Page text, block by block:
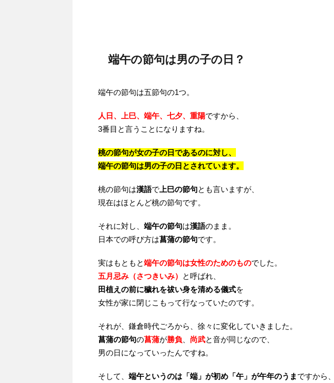
端午の節句は男の子の日？
端午の節句は五節句の1つ。
人日、上巳、端午、七夕、重陽ですから、
3番目と言うことになりますね。
桃の節句が女の子の日であるのに対し、
端午の節句は男の子の日とされています。
桃の節句は漢語で 上巳の節句とも言いますが、
現在はほとんど桃の節句です。
それに対し、 端午の節句は漢語のまま。
日本での呼び方は菖蒲の節句です。
実はもともと端午の節句は女性のためのものでした。
五月忌み（さつきいみ）
と呼ばれ、
田植えの前に穢れを祓い身を清める儀式を
女性が家に閉じこもって行なっていたのです。
それが、鎌倉時代ごろから、徐々に変化していきました。
菖蒲の節句の菖蒲が勝負 尚武と音が同じなので、
男の日になっていったんですね。
そして、 端午というのは「端」が初め「午」が午年のうま ですから、